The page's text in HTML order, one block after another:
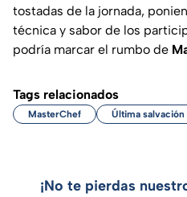
tostadas de la jornada,
técnica y sabor de los
podría marcar el rumbo de
Tags relacionados
MasterChef Última
¡No te pierdas